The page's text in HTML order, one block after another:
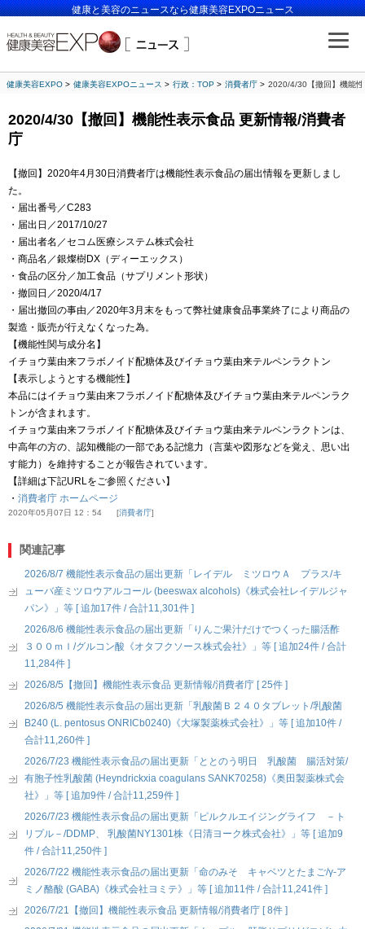
健康と美容のニュースなら健康美容EXPOニュース
健康美容EXPO 健康美容EXPOニュース 行政：TOP 消費者庁 2020/4/30【撤回】機能
2020/4/30【撤回】機能性表示食品 更新情報/消費者
庁
【撤回】2020年4月30日消費者庁は機能性表示食品の届出情報を更新しまし
た。
・届出番号／C283
・届出日／2017/10/27
・届出者名／セコム医療システム株式会社
・商品名／銀燦樹DX（ディーエックス）
・食品の区分／加工食品（サプリメント形状）
・撤回日／2020/4/17
・届出撤回の事由／2020年3月末をもって弊社健康食品事業終了により商品の
製造・販売が行えなくなった為。
【機能性関与成分名】
イチョウ葉由来フラボノイド配糖体及びイチョウ葉由来テルペンラクトン
【表示しようとする機能性】
本品にはイチョウ葉由来フラボノイド配糖体及びイチョウ葉由来テルペンラク
トンが含まれます。
イチョウ葉由来フラボノイド配糖体及びイチョウ葉由来テルペンラクトンは、
中高年の方の、認知機能の一部である記憶力（言葉や図形などを覚え、思い出
す能力）を維持することが報告されています。
【詳細は下記URLをご参照ください】
・ 消費者庁 ホームページ
2020年05月07日 12：54 消費者庁
関連記事
2026/8/7 機能性表示食品の届出更新「レイデル ミツロウＡ プラス/キ
ューバ産ミツロウアルコール (beeswax alcohols)《株式会社レイデルジャ
パン》」等 [ 追加17件 / 合計11,301件 ]
2026/8/6 機能性表示食品の届出更新「りんご果汁だけでつくった腸活酢
３００ｍｌ/グルコン酸《オタフクソース株式会社》」等 [ 追加24件 / 合計
11,284件 ]
2026/8/5【撤回】機能性表示食品 更新情報/消費者庁 [ 25件 ]
2026/8/5 機能性表示食品の届出更新「乳酸菌Ｂ２４０タブレット/乳酸菌
B240 (L. pentosus ONRICb0240)《大塚製薬株式会社》」等 [ 追加10件 /
合計11,260件 ]
2026/7/23 機能性表示食品の届出更新「ととのう明日 乳酸菌 腸活対策/
有胞子性乳酸菌 (Heyndrickxia coagulans SANK70258)《奥田製薬株式会
社》」等 [ 追加9件 / 合計11,259件 ]
2026/7/23 機能性表示食品の届出更新「ピルクルエイジングライフ －ト
リプル－/DDMP、 乳酸菌NY1301株《日清ヨーク株式会社》」等 [ 追加9
件 / 合計11,250件 ]
2026/7/22 機能性表示食品の届出更新「命のみそ キャベツとたまご/γ-ア
ミノ酪酸 (GABA)《株式会社ヨミテ》」等 [ 追加11件 / 合計11,241件 ]
2026/7/21【撤回】機能性表示食品 更新情報/消費者庁 [ 8件 ]